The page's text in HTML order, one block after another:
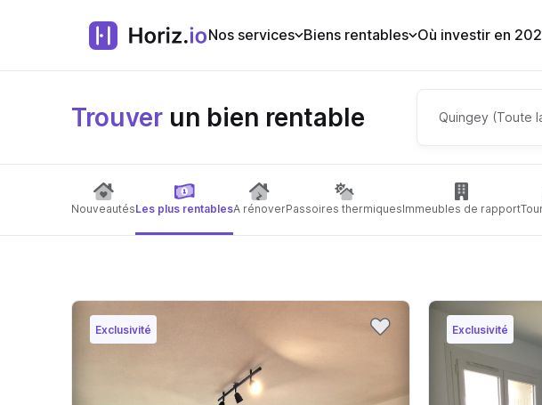
Nos services Biens rentables Où investir en
Trouver un bien rentable Quingey (Toute
NouveautésLes plus rentablesA rénoverPassoires thermiquesImmeubles de rapport
Exclusivité Exclusivité